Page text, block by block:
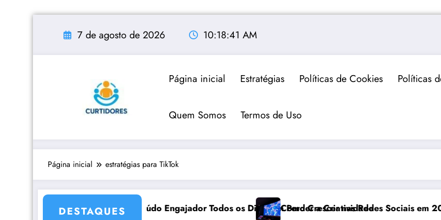
conteúdo
7 de agosto de 2026 10:18:41 AM
Página inicial Estratégias Políticas de Cookies Políticas
Quem Somos Termos de Uso
Página inicial estratégias para TikTok
DESTAQUES
Digitais em 2026
Como Criar Conteúdo Engajador Todos os Dias sem Perder a Criatividade
Como Crescer nas Redes Sociais em 2026: